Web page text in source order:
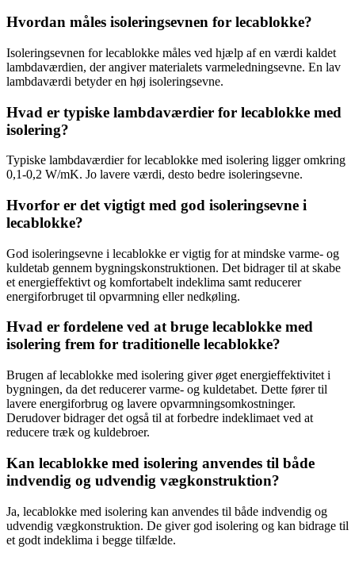
Hvordan måles isoleringsevnen for lecablokke?
Isoleringsevnen for lecablokke måles ved hjælp af en værdi kaldet
lambdaværdien, der angiver materialets varmeledningsevne. En lav
lambdaværdi betyder en høj isoleringsevne.
Hvad er typiske lambdaværdier for lecablokke med
isolering?
Typiske lambdaværdier for lecablokke med isolering ligger omkring
0,1-0,2 W/mK. Jo lavere værdi, desto bedre isoleringsevne.
Hvorfor er det vigtigt med god isoleringsevne i
lecablokke?
God isoleringsevne i lecablokke er vigtig for at mindske varme- og
kuldetab gennem bygningskonstruktionen. Det bidrager til at skabe
et energieffektivt og komfortabelt indeklima samt reducerer
energiforbruget til opvarmning eller nedkøling.
Hvad er fordelene ved at bruge lecablokke med
isolering frem for traditionelle lecablokke?
Brugen af lecablokke med isolering giver øget energieffektivitet i
bygningen, da det reducerer varme- og kuldetabet. Dette fører til
lavere energiforbrug og lavere opvarmningsomkostninger.
Derudover bidrager det også til at forbedre indeklimaet ved at
reducere træk og kuldebroer.
Kan lecablokke med isolering anvendes til både
indvendig og udvendig vægkonstruktion?
Ja, lecablokke med isolering kan anvendes til både indvendig og
udvendig vægkonstruktion. De giver god isolering og kan bidrage til
et godt indeklima i begge tilfælde.